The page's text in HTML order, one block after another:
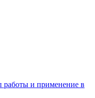
и применение в